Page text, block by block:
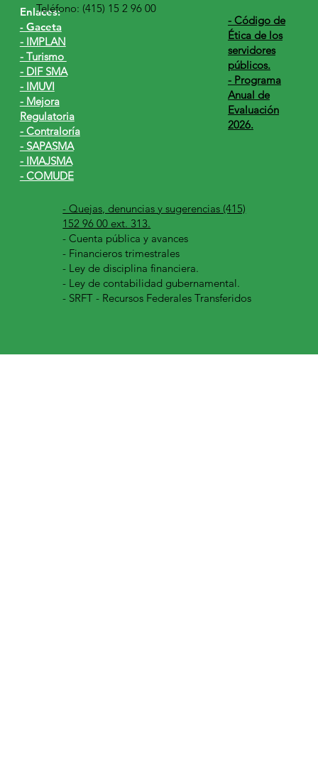
Enlaces:
- Gaceta
- IMPLAN
- Turismo
- DIF SMA
- IMUVI
- Mejora
Regulatoria
- Contraloría
- SAPASMA
- IMAJSMA
- COMUDE
Teléfono: (415) 15 2 96 00
- Quejas, denuncias y sugerencias (415)
152 96 00 ext. 313.
-Cuenta pública y avances
- Financieros trimestrales
- Ley de disciplina financiera.
- Ley de contabilidad gubernamental.
- SRFT - Recursos Federales Transferidos
​- Código de
Ética de los
servidores
públicos.
- Programa
Anual de
Evaluación
2026.